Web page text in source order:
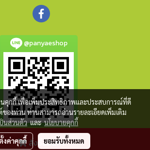
สั่งซื้อสินค้า
@panyaeshop
© Copyright 2017 All Rights Reserved.
นคุกกี้ เพื่อเพิ่มประสิทธิภาพและประสบการณ์ที่ดี
ของท่าน ท่านสามารถอ่านรายละเอียดเพิ่มเติม
นส่วนตัวและนโยบายคุกกี้
งค่าคุกกี้ ยอมรับทั้งหมด